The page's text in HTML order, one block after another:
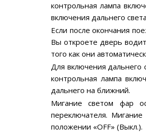
контрольная лампа
включения дальнего
Если после окончания
Вы откроете дверь
того как они
Для включения дальнего
контрольная лампа
дальнего на ближний.
Мигание светом фар
переключателя.
положении «OFF» (Выкл.).